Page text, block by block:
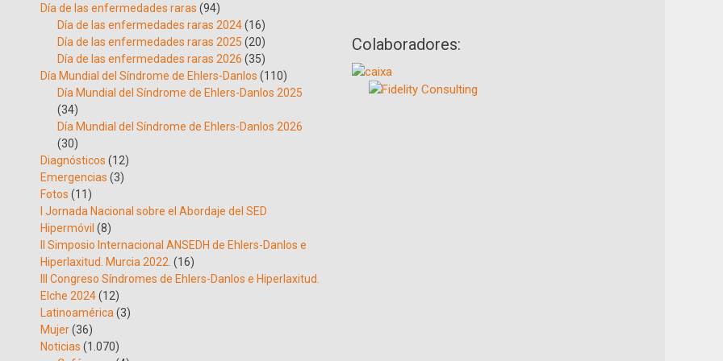
Día de las enfermedades raras (94)
Día de las enfermedades raras 2024(16)
Día de las enfermedades raras 2025 (20)
Día de las enfermedades raras 2026 (35)
Día Mundial del Síndrome de Ehlers-Danlos (110)
Día Mundial del Síndrome de Ehlers-Danlos 2025
(34)
Día Mundial del Síndrome de Ehlers-Danlos 2026
(30)
Diagnósticos (12)
Emergencias (3)
Fotos (11)
I Jornada Nacional sobre el Abordaje del SED
Hipermóvil (8)
II Simposio Internacional ANSEDH de Ehlers-Danlos e
Hiperlaxitud. Murcia 2022. (16)
III Congreso Síndromes de Ehlers-Danlos e Hiperlaxitud.
Elche 2024(12)
Latinoamérica (3)
Mujer(36)
Noticias (1.070)
Colaboradores: